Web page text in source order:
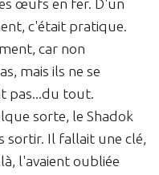
œufs en fer. D'un
c'était pratique.
car non
mais ils ne se
pas...du tout.
sorte, le Shadok
sortir. Il fallait une clé,
l'avaient oubliée